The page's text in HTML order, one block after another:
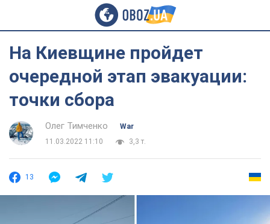
На Киевщине пройдет
очередной этап эвакуации:
точки сбора
Олег Тимченко
War
11.03.2022 11:10
3,3 т.
13